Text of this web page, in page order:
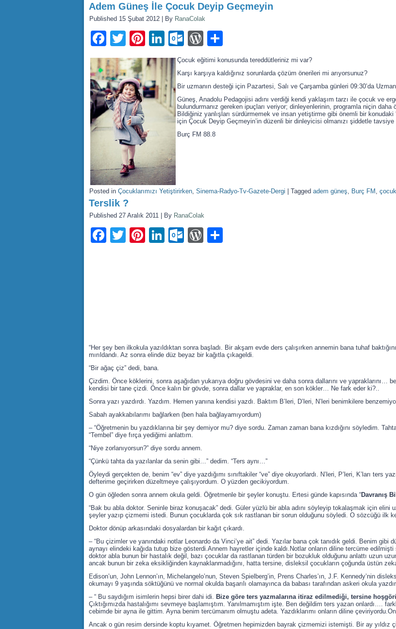
Adem Güneş İle Çocuk Deyip Geçmeyin
Published 15 Şubat 2012 By RanaColak
Facebook
TwitterPinterest
LinkedIn
Outlook.com
WordPress
Çocuk eğitimi konusunda tereddütleriniz mi var?
Karşı karşıya kaldığınız sorunlarda çözüm önerileri mi arıyorsunuz?
Bir uzmanın desteği için Pazartesi, Salı ve Çarşamba günleri 09:30’da
Güneş, Anadolu Pedagojisi adını verdiği kendi yaklaşım tarzı ile çocuk ve
bulundurmanız gereken ipuçları veriyor; dinleyenlerinin, programla niçin daha
Bildiğiniz yanlışları sürdürmemek ve insan yetiştirme gibi önemli bir konudaki
için Çocuk Deyip Geçmeyin’in düzenli bir dinleyicisi olmanızı şiddetle tavsiye
Burç FM 88.8
Posted in Çocuklarımızı Yetiştirirken, Sinema-Radyo-Tv-Gazete-Dergi Tagged adem güneş, Burç FM ,
Terslik ?
Published 27 Aralık 2011 By RanaColak
Facebook
TwitterPinterest
LinkedIn
Outlook.com
WordPress
“Her şey ben ilkokula yazıldıktan sonra başladı. Bir akşam evde ders çalışırken annemin bana tuhaf
mırıldandı. Az sonra elinde düz beyaz bir kağıtla çıkageldi.
“Bir ağaç çiz” dedi, bana.
Çizdim. Önce köklerini, sonra aşağıdan yukarıya doğru gövdesini ve daha sonra dallarını ve yapraklarını…
kendisi bir tane çizdi. Önce kalın bir gövde, sonra dallar ve yapraklar, en son kökler… Ne fark eder ki?..
Sonra yazı yazdırdı. Yazdım. Hemen yanına kendisi yazdı. Baktım B’leri, D’leri, N’leri benimkilere
Sabah ayakkabılarımı bağlarken (ben hala bağlayamıyordum)
– “Öğretmenin bu yazdıklarına bir şey demiyor mu? diye sordu. Zaman zaman bana kızdığını söyledim.
“Tembel” diye fırça yediğimi anlattım.
“Niye zorlanıyorsun?” diye sordu annem.
“Çünkü tahta da yazılanlar da senin gibi…” dedim. “Ters aynı…”
Öyleydi gerçekten de, benim “ev” diye yazdığımı sınıftakiler “ve” diye okuyorlardı. N’leri, P’leri, K’ları ters
defterime geçirirken düzeltmeye çalışıyordum. O yüzden gecikiyordum.
O gün öğleden sonra annem okula geldi. Öğretmenle bir şeyler konuştu. Ertesi günde kapısında “Davranış
“Bak bu abla doktor. Seninle biraz konuşacak” dedi. Güler yüzlü bir abla adını söyleyip tokalaşmak için elini
şeyler yazıp çizmemi istedi. Bunun çocuklarda çok sık rastlanan bir sorun olduğunu söyledi. O sözcüğü ilk
Doktor dönüp arkasındaki dosyalardan bir kağıt çıkardı.
– “Bu çizimler ve yanındaki notlar Leonardo da Vinci’ye ait” dedi. Yazılar bana çok tanıdık geldi. Benim
aynayı elindeki kağıda tutup bize gösterdi.Annem hayretler içinde kaldı.Notlar onların diline tercüme
doktor abla bunun bir hastalık değil, bazı çocuklar da rastlanan türden bir bozukluk olduğunu anlattı uzun
ancak bunun bir zeka eksikliğinden kaynaklanmadığını, hatta tersine, disleksil çocukların çoğunda üstün
Edison’un, John Lennon’ın, Michelangelo’nun, Steven Spielberg’in, Prens Charles’ın, J.F. Kennedy’nin
okumayı 9 yaşında söktüğünü ve normal okulda başarılı olamayınca da babası tarafından askeri okula
– “ Bu saydığım isimlerin hepsi birer dahi idi. Bize göre ters yazmalarına itiraz edilmediği, tersine
Çıktığımızda hastalığımı sevmeye başlamıştım. Yanılmamıştım işte. Ben değildim ters yazan onlardı….
cebimde bir ayna ile gittim. Ayna benim tercümanım olmuştu adeta. Yazdıklarımı onların diline
Ancak o gün resim dersinde koptu kıyamet. Öğretmen hepimizden bayrak çizmemizi istemişti. Bir ay yıldız